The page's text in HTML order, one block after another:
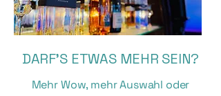
DARF'S ETWAS MEHR SEIN?
Mehr Wow, mehr Auswahl oder